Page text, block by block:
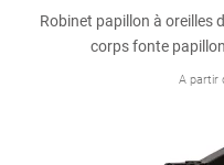
Robinet papillon à oreilles
corps fonte
A partir